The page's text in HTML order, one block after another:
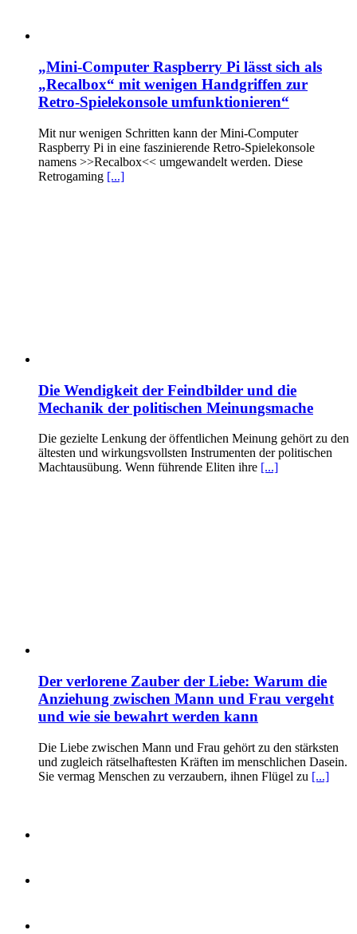
„Mini-Computer Raspberry Pi lässt sich als
„Recalbox“ mit wenigen Handgriffen zur
Retro-Spielekonsole umfunktionieren“
Mit nur wenigen Schritten kann der Mini-Computer
Raspberry Pi in eine faszinierende Retro-Spielekonsole
namens >>Recalbox<< umgewandelt werden. Diese
Retrogaming [...]
Die Wendigkeit der Feindbilder und die
Mechanik der politischen Meinungsmache
Die gezielte Lenkung der öffentlichen Meinung gehört zu den
ältesten und wirkungsvollsten Instrumenten der politischen
Machtausübung. Wenn führende Eliten ihre [...]
Der verlorene Zauber der Liebe: Warum die
Anziehung zwischen Mann und Frau vergeht
und wie sie bewahrt werden kann
Die Liebe zwischen Mann und Frau gehört zu den stärksten
und zugleich rätselhaftesten Kräften im menschlichen Dasein.
Sie vermag Menschen zu verzaubern, ihnen Flügel zu [...]